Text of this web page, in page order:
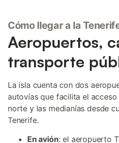
Cómo llegar a la
Aeropuertos,
transporte
La isla cuenta con dos
autovías que facilita el acceso
norte y las medianías desde
Tenerife.
En avión: el aeropuerto